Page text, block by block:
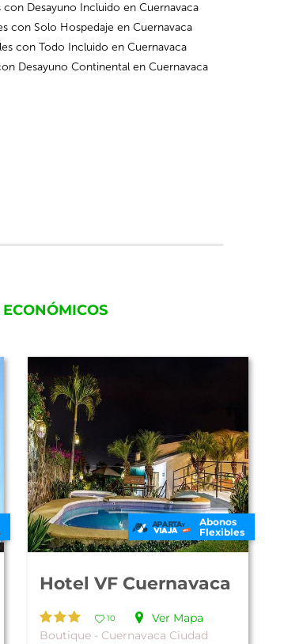
con Desayuno Incluido en Cuernavaca
con Solo Hospedaje en Cuernavaca
con Todo Incluido en Cuernavaca
Desayuno Continental en Cuernavaca
Abonos
Flexibles
Hotel VF Cuernavaca
10
Ver Mapa
Boutique - Cuernavaca Ciudad